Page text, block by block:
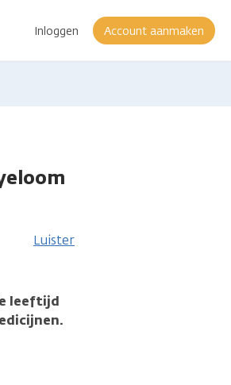
Inloggen Account aanmaken
Luister
leeftijd